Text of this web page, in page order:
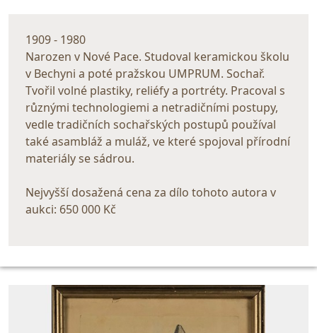
1909 - 1980
Narozen v Nové Pace. Studoval keramickou školu
v Bechyni a poté pražskou UMPRUM. Sochař.
Tvořil volné plastiky, reliéfy a portréty. Pracoval s
různými technologiemi a netradičními postupy,
vedle tradičních sochařských postupů používal
také asambláž a muláž, ve které spojoval přírodní
materiály se sádrou.
Nejvyšší dosažená cena za dílo tohoto autora v
aukci: 650 000 Kč